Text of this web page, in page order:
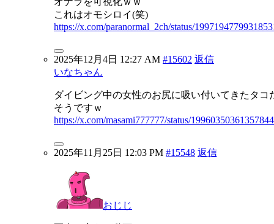
これはオモシロイ(笑)
https://x.com/paranormal_2ch/status/
2025年12月4日 12:27 AM #15602 返信
いなちゃん
ダイビング中の女性のお尻に吸い付いてきたタコ
そうですｗ
https://x.com/masami777777/status/
2025年11月25日 12:03 PM #15548 返信
おじじ